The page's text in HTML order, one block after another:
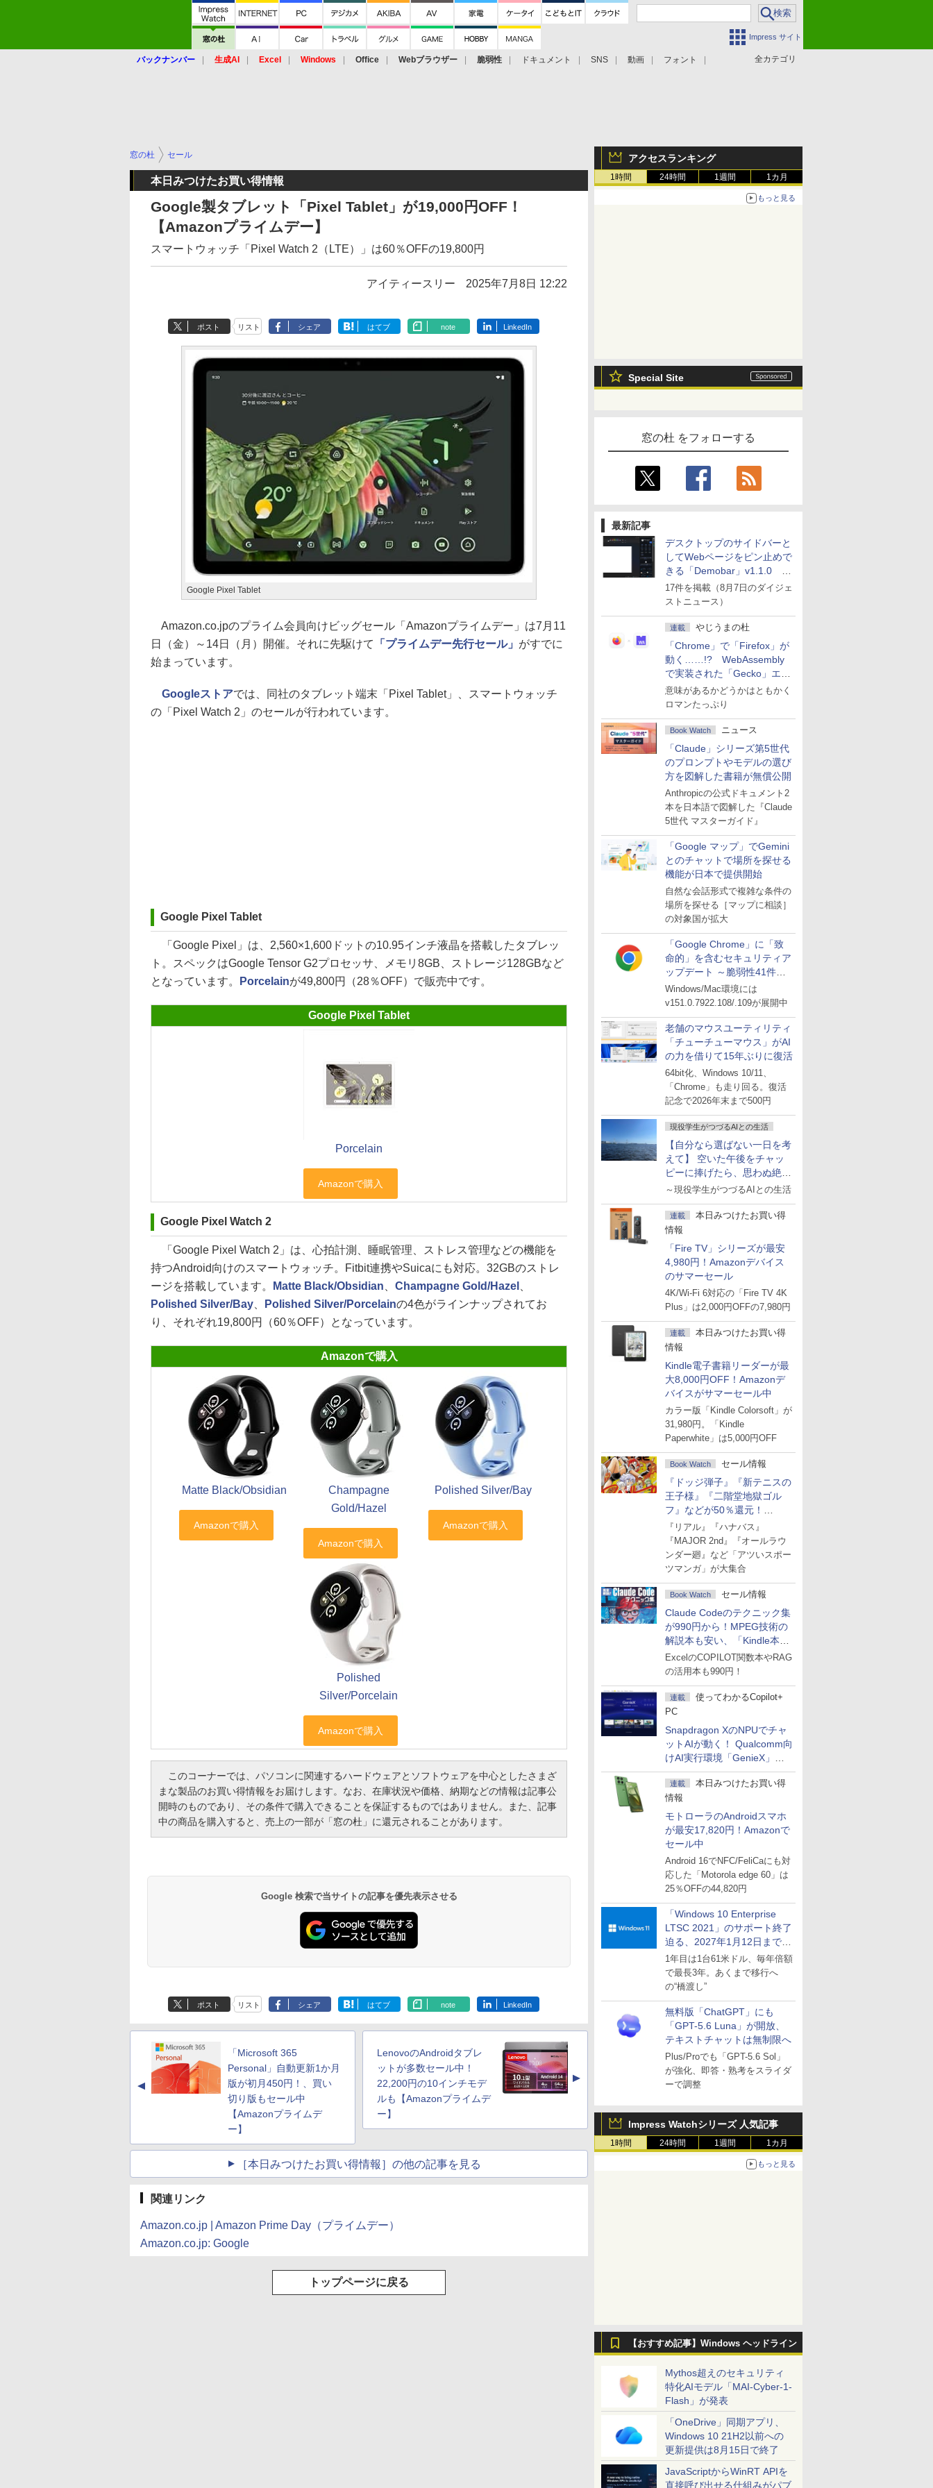
Impress サイト
全カテゴリ
バックナンバー 生成AI Excel Windows Office Webブラウザー 脆弱性 ドキュメント SNS 動画 フォント
アクセスランキング
1時間 24時間 1週間 1カ月
もっと見る
Special Site
窓の杜 をフォローする
最新記事
デスクトップのサイドバーと
してWebページをピン止めで
きる「Demobar」v1.1.0 ほ
か
17件を掲載（8月7日のダイジェ
ストニュース）
連載 やじうまの杜
「Chrome」で「Firefox」が
動く……!? WebAssembly
で実装された「Gecko」エン
ジン
意味があるかどうかはともかく
ロマンたっぷり
Book Watch ニュース
「Claude」シリーズ第5世代
のプロンプトやモデルの選び
方を図解した書籍が無償公開
Anthropicの公式ドキュメント2
本を日本語で図解した『Claude
5世代 マスターガイド』
「Google マップ」でGemini
とのチャットで場所を探せる
機能が日本で提供開始
自然な会話形式で複雑な条件の
場所を探せる［マップに相談］
の対象国が拡大
「Google Chrome」に「致
命的」を含むセキュリティア
ップデート ～脆弱性41件に
対処
Windows/Mac環境には
v151.0.7922.108/.109が展開中
老舗のマウスユーティリティ
「チューチューマウス」がAI
の力を借りて15年ぶりに復活
64bit化、Windows 10/11、
「Chrome」も走り回る。復活
記念で2026年末まで500円
現役学生がつづるAIとの生活
【自分なら選ばない一日を考
えて】 空いた午後をチャッ
ピーに捧げたら、思わぬ絶景
に出会った話
～現役学生がつづるAIとの生活
連載
本日みつけたお買い得
情報
「Fire TV」シリーズが最安
4,980円！Amazonデバイス
のサマーセール
4K/Wi-Fi 6対応の「Fire TV 4K
Plus」は2,000円OFFの7,980円
連載
本日みつけたお買い得
情報
Kindle電子書籍リーダーが最
大8,000円OFF！Amazonデ
バイスがサマーセール中
カラー版「Kindle Colorsoft」が
31,980円。「Kindle
Paperwhite」は5,000円OFF
Book Watch セール情報
『ドッジ弾子』『新テニスの
王子様』『二階堂地獄ゴル
フ』などが50％還元！
Amazonマンガ週末セール
『リアル』『ハナバス』
『MAJOR 2nd』『オールラウ
ンダー廻』など「アツいスポー
ツマンガ」が大集合
Book Watch セール情報
Claude Codeのテクニック集
が990円から！MPEG技術の
解説本も安い、「Kindle本サ
マーセール」第2弾開始！
ExcelのCOPILOT関数本やRAG
の活用本も990円！
連載
使ってわかるCopilot+
PC
Snapdragon XのNPUでチャ
ットAIが動く！ Qualcomm向
けAI実行環境「GenieX」を
試してみた
連載
本日みつけたお買い得
情報
モトローラのAndroidスマホ
が最安17,820円！Amazonで
セール中
Android 16でNFC/FeliCaにも対
応した「Motorola edge 60」は
25％OFFの44,820円
「Windows 10 Enterprise
LTSC 2021」のサポート終了
迫る、2027年1月12日まで
～ESUは9月1日から販売
1年目は1台61米ドル、毎年倍額
で最長3年。あくまで移行へ
の“橋渡し”
無料版「ChatGPT」にも
「GPT-5.6 Luna」が開放、
テキストチャットは無制限へ
Plus/Proでも「GPT-5.6 Sol」
が強化、即答・熟考をスライダ
ーで調整
Impress Watchシリーズ 人気記事
1時間 24時間 1週間 1カ月
もっと見る
【おすすめ記事】Windows ヘッドライン
Mythos超えのセキュリティ
特化AIモデル「MAI-Cyber-1-
Flash」が発表
「OneDrive」同期アプリ、
Windows 10 21H2以前への
更新提供は8月15日で終了
JavaScriptからWinRT APIを
直接呼び出せる仕組みがパブ
窓の杜 セール
本日みつけたお買い得情報
Google製タブレット「Pixel Tablet」が19,000円OFF！
【Amazonプライムデー】
スマートウォッチ「Pixel Watch 2（LTE）」は60％OFFの19,800円
アイティースリー 2025年7月8日 12:22
ポスト リスト シェア はてブ note LinkedIn
Google Pixel Tablet
Amazon.co.jpのプライム会員向けビッグセール「Amazonプライムデー」は7月11
日（金）～14日（月）開催。それに先駆けて
「プライムデー先行セール」 がすでに
始まっています。
Googleストアでは、同社のタブレット端末「Pixel Tablet」、スマートウォッチ
の「Pixel Watch 2」のセールが行われています。
Google Pixel Tablet
「Google Pixel」は、2,560×1,600ドットの10.95インチ液晶を搭載したタブレッ
ト。スペックはGoogle Tensor G2プロセッサ、メモリ8GB、ストレージ128GBなど
となっています。
Porcelainが49,800円（28％OFF）で販売中です。
Google Pixel Tablet
Porcelain
Google Pixel Watch 2
「Google Pixel Watch 2」は、心拍計測、睡眠管理、ストレス管理などの機能を
持つAndroid向けのスマートウォッチ。Fitbit連携やSuicaにも対応。32GBのストレ
ージを搭載しています。
Matte Black/Obsidian Champagne Gold/Hazel
Polished Silver/Bay
Polished Silver/Porcelainの4色がラインナップされてお
り、それぞれ19,800円（60％OFF）となっています。
Amazonで購入
Matte Black/Obsidian
Champagne
Gold/Hazel
Polished Silver/Bay
Polished
Silver/Porcelain
このコーナーでは、パソコンに関連するハードウェアとソフトウェアを中心としたさまざ
まな製品のお買い得情報をお届けします。なお、在庫状況や価格、納期などの情報は記事公
開時のものであり、その条件で購入できることを保証するものではありません。また、記事
中の商品を購入すると、売上の一部が「窓の杜」に還元されることがあります。
Google 検索で当サイトの記事を優先表示させる
ポスト リスト シェア はてブ note LinkedIn
▲
「Microsoft 365
Personal」自動更新1か月
版が初月450円！、買い
切り版もセール中
【Amazonプライムデ
ー】
LenovoのAndroidタブレ
ットが多数セール中！
22,200円の10インチモデ
ルも【Amazonプライムデ
ー】
▲
［本日みつけたお買い得情報］の他の記事を見る
関連リンク
Amazon.co.jp | Amazon Prime Day（プライムデー）
Amazon.co.jp: Google
トップページに戻る